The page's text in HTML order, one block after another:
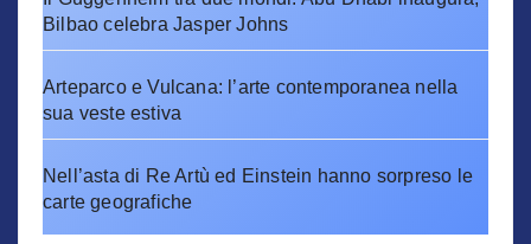
Bilbao celebra Jasper Johns
Arteparco e Vulcana: l’arte contemporanea nella
sua veste estiva
Nell’asta di Re Artù ed Einstein hanno sorpreso le
carte geografiche